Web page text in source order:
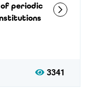
of periodic
3341